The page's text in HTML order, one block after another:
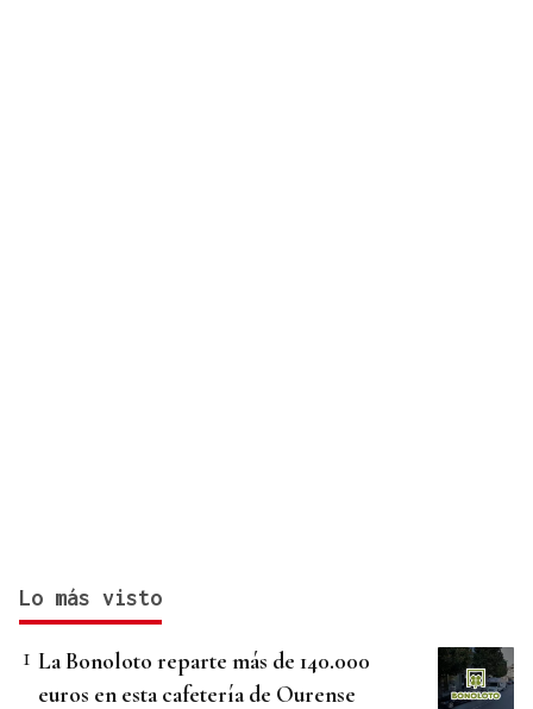
Lo más visto
La Bonoloto reparte más de 140.000
euros en esta cafetería de Ourense